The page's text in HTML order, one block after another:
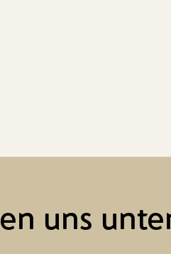
uns